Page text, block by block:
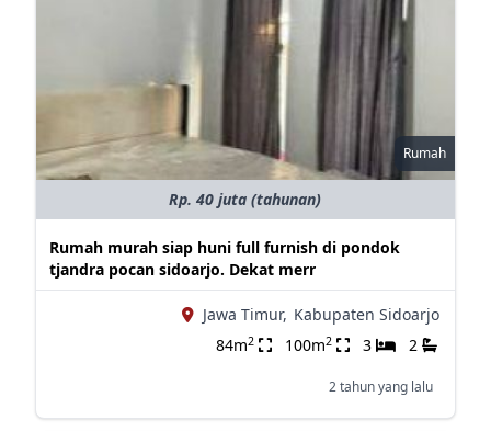
Rumah
Rp. 40 juta (tahunan)
Rumah murah siap huni full furnish di pondok
tjandra pocan sidoarjo. Dekat merr
Jawa Timur, Kabupaten Sidoarjo
84m2 100m2 3 2
2 tahun yang lalu